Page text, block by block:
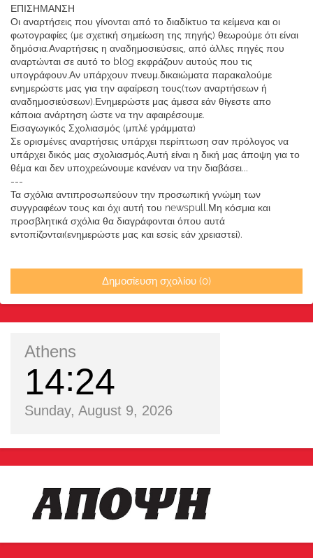
ΕΠΙΣΗΜΑΝΣΗ
Οι αναρτήσεις που γίνονται από το διαδίκτυο τα κείμενα και οι
φωτογραφίες (με σχετική σημείωση της πηγής) θεωρούμε ότι είναι
δημόσια.Αναρτήσεις η αναδημοσιεύσεις, από άλλες πηγές που
αναρτώνται σε αυτό το blog εκφράζουν αυτούς που τις
υπογράφουν.Αν υπάρχουν πνευμ.δικαιώματα παρακαλούμε
ενημερώστε μας για την αφαίρεση τους(των αναρτήσεων ή
αναδημοσιεύσεων).Ενημερώστε μας άμεσα εάν θίγεστε απο
κάποια ανάρτηση ώστε να την αφαιρέσουμε.
Εισαγωγικός Σχολιασμός (μπλέ γράμματα)
Σε ορισμένες αναρτήσεις υπάρχει περίπτωση σαν πρόλογος να
υπάρχει δικός μας σχολιασμός.Αυτή είναι η δική μας άποψη για το
θέμα και δεν υποχρεώνουμε κανέναν να την διαβάσει...
---
Τα σχόλια αντιπροσωπεύουν την προσωπική γνώμη των
συγγραφέων τους και όχι αυτή του newspull.Μη κόσμια και
προσβλητικά σχόλια θα διαγράφονται όπου αυτά
εντοπίζονται(ενημερώστε μας και εσείς εάν χρειαστεί).
Δημοσίευση σχολίου (0)
Athens
14 24
Sunday, August 9, 2026